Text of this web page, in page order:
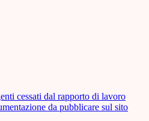
cessati dal rapporto di lavoro
da pubblicare sul sito